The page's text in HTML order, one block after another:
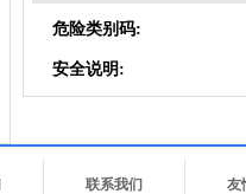
危险类别码:
安全说明:
联系我们 友